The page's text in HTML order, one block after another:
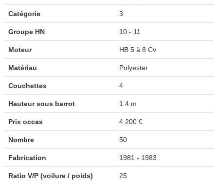
Catégorie 3
Groupe HN 10 - 11
Moteur HB 5 à 8 Cv
Matériau Polyester
Couchettes 4
Hauteur sous barrot 1.4 m
Prix occas 4 200 €
Nombre 50
Fabrication 1981 - 1983
Ratio V/P (voilure / poids) 25